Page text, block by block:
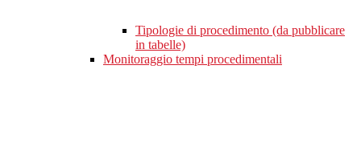
Tipologie di procedimento (da pubblicare
in tabelle)
Monitoraggio tempi procedimentali